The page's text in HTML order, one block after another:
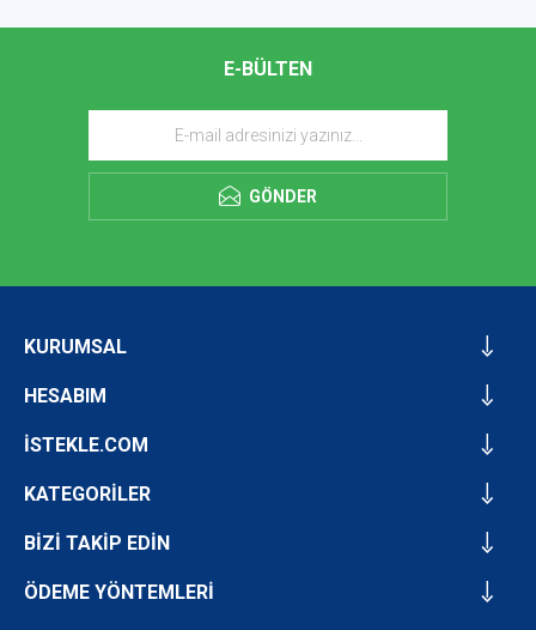
E-BÜLTEN
GÖNDER
KURUMSAL
HESABIM
İSTEKLE.COM
KATEGORİLER
BİZİ TAKİP EDİN
ÖDEME YÖNTEMLERİ